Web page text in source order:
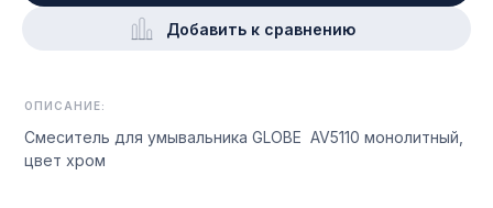
ОПИСАНИЕ:
Смеситель для умывальника GLOBE AV5110 монолитный,
цвет хром
Добавить к сравнению